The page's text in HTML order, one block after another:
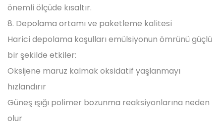
önemli ölçüde kısaltır.
8. Depolama ortamı ve paketleme kalitesi
Harici depolama koşulları emülsiyonun ömrünü güçlü
bir şekilde etkiler:
Oksijene maruz kalmak oksidatif yaşlanmayı
hızlandırır
Güneş ışığı polimer bozunma reaksiyonlarına neden
olur